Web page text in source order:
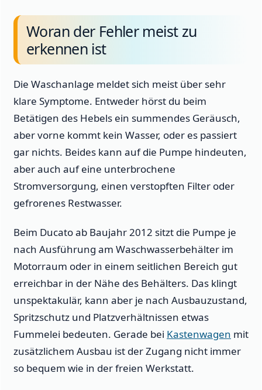
Woran der Fehler meist zu
erkennen ist
Die Waschanlage meldet sich meist über sehr
klare Symptome. Entweder hörst du beim
Betätigen des Hebels ein summendes Geräusch,
aber vorne kommt kein Wasser, oder es passiert
gar nichts. Beides kann auf die Pumpe hindeuten,
aber auch auf eine unterbrochene
Stromversorgung, einen verstopften Filter oder
gefrorenes Restwasser.
Beim Ducato ab Baujahr 2012 sitzt die Pumpe je
nach Ausführung am Waschwasserbehälter im
Motorraum oder in einem seitlichen Bereich gut
erreichbar in der Nähe des Behälters. Das klingt
unspektakulär, kann aber je nach Ausbauzustand,
Spritzschutz und Platzverhältnissen etwas
Fummelei bedeuten. Gerade bei Kastenwagen mit
zusätzlichem Ausbau ist der Zugang nicht immer
so bequem wie in der freien Werkstatt.